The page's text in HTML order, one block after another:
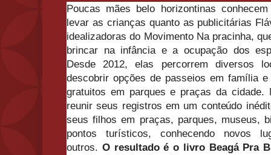
Poucas mães belo horizontinas
levar as crianças quanto as publicitárias
idealizadoras do Movimento Na pracinha,
brincar na infância e a ocupação dos
Desde 2012, elas percorrem diversos
descobrir opções de passeios em família
gratuitos em parques e praças da cidade.
reunir seus registros em um conteúdo
seus filhos em praças, parques, museus,
pontos turísticos, conhecendo novos
outros. O resultado é o livro Beagá Pra